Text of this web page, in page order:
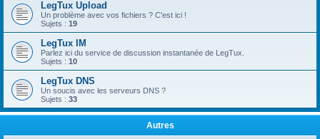
LegTux Upload
Un problème avec vos fichiers ? C'est ici !
Sujets : 19
LegTux IM
Parlez ici du service de discussion instantanée de LegTux.
Sujets : 10
LegTux DNS
Un soucis avec les serveurs DNS ?
Sujets : 33
Autres